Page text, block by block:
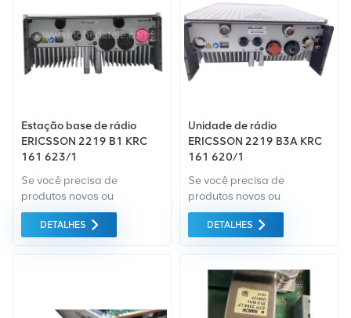
fornecido ao melhor preço
possível.
Estação base de rádio
ERICSSON 2219 B1 KRC
161 623/1
Se você precisa de
produtos novos ou
renovados, leva em
consideração garantia
apenas equipamentos de
DETALHES
Unidade de rádio
ERICSSON 2219 B3A KRC
161 620/1
Se você precisa de
produtos novos ou
renovados, a garantia
abrangente é padrão.
equipamentos do mercado
verde da mais alta
qualidade e proteção
ambiental. Tudo isso é
DETALHES